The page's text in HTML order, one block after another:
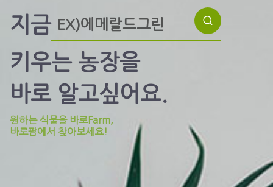
지금
키우는 농장을
바로 알고싶어요.
원하는 식물을 바로Farm,
바로팜에서 찾아보세요!